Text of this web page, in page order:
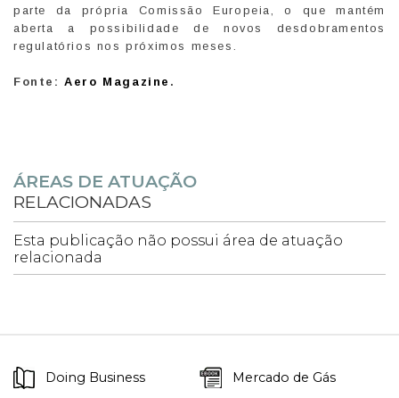
parte da própria Comissão Europeia, o que mantém
aberta a possibilidade de novos desdobramentos
regulatórios nos próximos meses.
Fonte:Aero Magazine .
ÁREAS DE ATUAÇÃO
RELACIONADAS
Esta publicação não possui área de atuação
relacionada
Doing Business Mercado de Gás